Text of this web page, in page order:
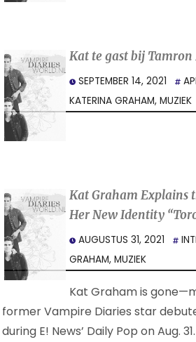
Kat te gast bij
SEPTEMBER 14, 2021
KATERINA GRAHAM,MUZIEK
Kat Graham Explains
Her New Identity
AUGUSTUS 31, 2021
GRAHAM,MUZIEK
Kat Graham is
former Vampire Diaries star
during E! News’ Daily Pop on Aug.